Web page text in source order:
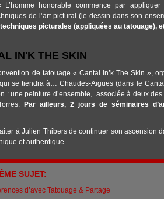
honorable commence par
de l’art pictural (le dessin dans son
picturales (appliquées au tatouage),
IN'K THE SKIN
de tatouage « Cantal In’k The Skin »,
se tiendra à… Chaudes-Aigues (dans le
: une peinture d’ensemble, associée à deux
Par ailleurs, 2 jours de séminaires
à Julien Thibers de continuer son ascension
et authentique.
SUJET:
d’avec Tatouage & Partage